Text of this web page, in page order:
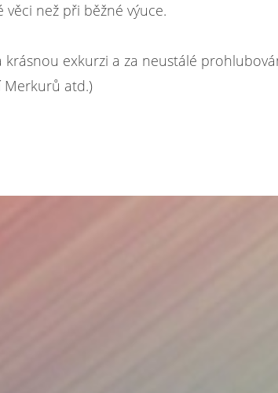
než při běžné výuce.
krásnou exkurzi a za neustálé
Merkurů atd.)